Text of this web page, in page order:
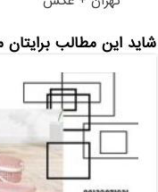
شاید این مطالب برایتان